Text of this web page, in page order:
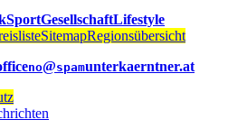
SportGesellschaftLifestyle
SitemapRegionsübersicht
no@spamunterkaerntner.at